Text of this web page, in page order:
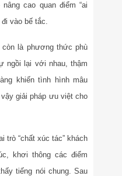
cao quan điểm “ai
vào bế tắc.
là phương thức phù
ngồi lại với nhau, thậm
khiến tình hình mâu
giải pháp ưu việt cho
trò “chất xúc tác” khách
khơi thông các điểm
tiếng nói chung. Sau